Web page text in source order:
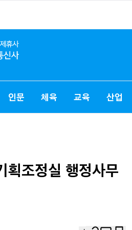
인문 체육 교육 산업
획조정실 행정사무